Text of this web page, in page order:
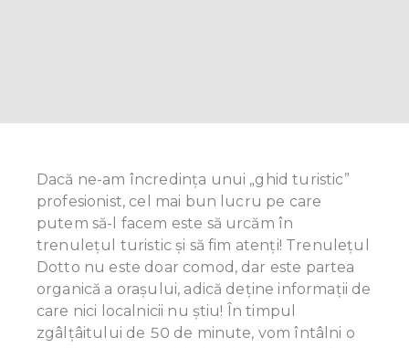
Dacă ne-am încredința unui „ghid turistic”
profesionist, cel mai bun lucru pe care
putem să-l facem este să urcăm în
trenulețul turistic și să fim atenţi! Trenulețul
Dotto nu este doar comod, dar este partea
organică a oraşului, adică deține informații de
care nici localnicii nu ştiu! În timpul
zgâlţâitului de 50 de minute, vom întâlni o